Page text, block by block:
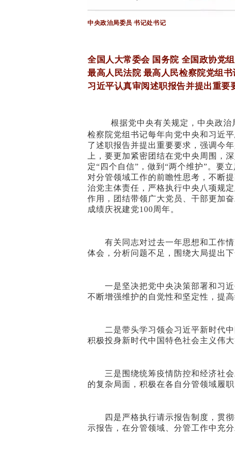
中央政治局委员 书记处书记
全国人大常委会 国务院 全国政协党
最高人民法院 最高人民检察院党组
习近平认真审阅述职报告并提出重
根据党中央有关规定，中央政治
检察院党组书记每年向党中央和习近
了述职报告并提出重要要求，强调今
上，要更加紧密团结在党中央周围，
定“四个自信”，做到“两个维护”。要
对分管领域工作的前瞻性思考，不断
治党主体责任，严格执行中央八项规
作用，团结带领广大党员、干部更加
成绩庆祝建党100周年。
有关同志对过去一年思想和工作情
体会，分析问题不足，围绕大局提出
一是坚决把党中央决策部署和习近
不断增强维护的自觉性和坚定性，提高
二是带头学习领会习近平新时代中
积极投身新时代中国特色社会主义伟
三是围绕统筹疫情防控和经济社会
的复杂局面，积极在各自分管领域履职
四是严格执行请示报告制度，贯彻
示报告，在分管领域、分管工作中充